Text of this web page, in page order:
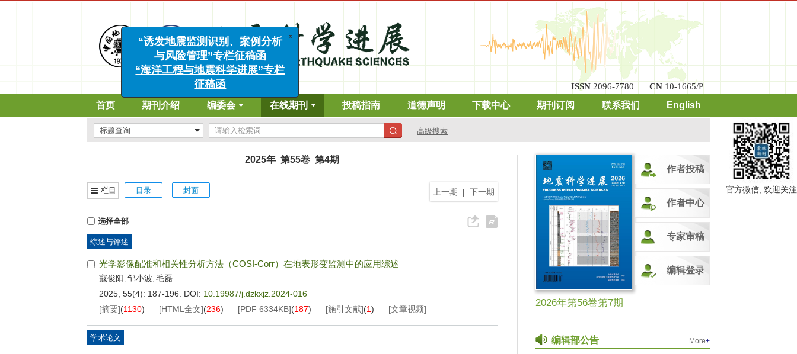
ISSN 2096-7780 CN 10-1665/P
首页 期刊介绍 编委会 在线期刊 投稿指南 道德声明 下载中心 期刊订阅 联系我们 English
高级搜索
2025年 第55卷 第4期
上一期 | 下一期
栏目 目录 封面
选择全部
综述与评述
光学影像配准和相关性分析方法（COSI-Corr）在地表形变监测中的应用综述
寇俊阳, 邹小波, 毛磊
2025, 55(4): 187-196.
DOI: 10.19987/j.dzkxjz.2024-016
[摘要](1130) [HTML全文](236) [PDF 6334KB](187) [施引文献](1) [文章视频]
学术论文
作者投稿
作者中心
专家审稿
编辑登录
2026年第56卷第7期
编辑部公告 More+
官方微信, 欢迎关注
x
“诱发地震监测识别、案例分析
与风险管理”专栏征稿函
“海洋工程与地震科学进展”专栏
征稿函